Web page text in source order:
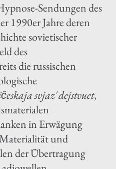
Sendungen des
1990er Jahre deren
sovietischer
des
die russischen
svjaz′ dejstvuet,
in Erwägung
und
der Übertragung